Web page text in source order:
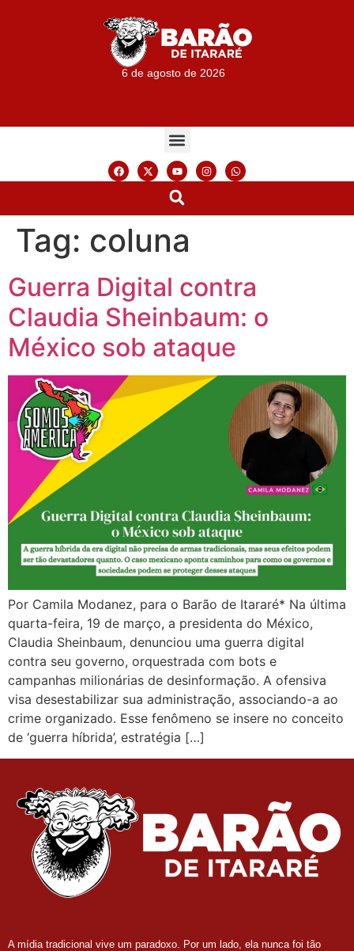
6 de agosto de 2026
Tag: coluna
Guerra Digital contra
Claudia Sheinbaum: o
México sob ataque
Por Camila Modanez, para o Barão de Itararé* Na última
quarta-feira, 19 de março, a presidenta do México,
Claudia Sheinbaum, denunciou uma guerra digital
contra seu governo, orquestrada com bots e
campanhas milionárias de desinformação. A ofensiva
visa desestabilizar sua administração, associando-a ao
crime organizado. Esse fenômeno se insere no conceito
de ‘guerra híbrida’, estratégia […]
A mídia tradicional vive um paradoxo. Por um lado, ela nunca foi tão